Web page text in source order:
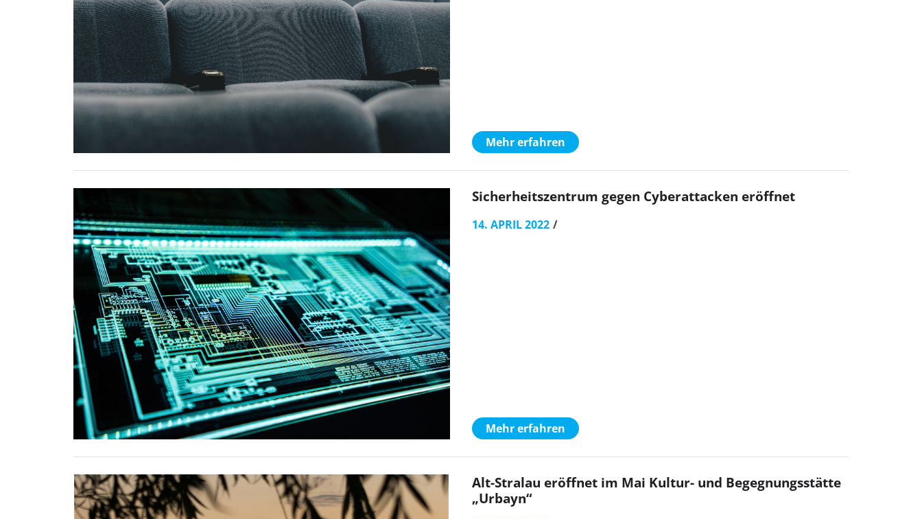
Mehr erfahren
Sicherheitszentrum gegen Cyberattacken eröffnet
14. APRIL 2022
Mehr erfahren
Alt-Stralau eröffnet im Mai Kultur- und Begegnungsstätte
„Urbayn“